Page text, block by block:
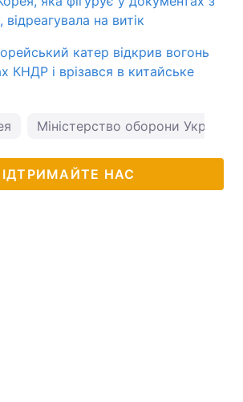
відреагувала на витік
катер відкрив вогонь
КНДР і врізався в китайське
Міністерство оборони України
НАС